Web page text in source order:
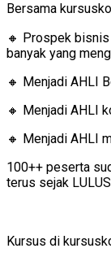
Bersama
🔸 Prospek bisnis
banyak yang
🔸 Menjadi AHLI
🔸 Menjadi AHLI
🔸 Menjadi AHLI
100++ peserta
terus sejak
Kursus di